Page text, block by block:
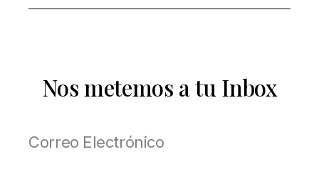
Nos metemos a tu Inbox